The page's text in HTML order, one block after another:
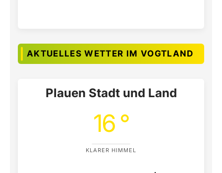
AKTUELLES WETTER IM VOGTLAND
Plauen Stadt und Land
16 °
KLARER HIMMEL